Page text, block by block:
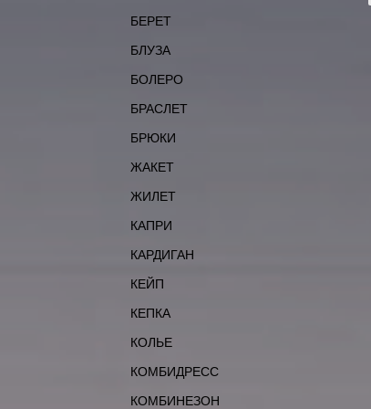
БЕРЕТ
БЛУЗА
БОЛЕРО
БРАСЛЕТ
БРЮКИ
ЖАКЕТ
ЖИЛЕТ
КАПРИ
КАРДИГАН
КЕЙП
КЕПКА
КОЛЬЕ
КОМБИДРЕСС
КОМБИНЕЗОН